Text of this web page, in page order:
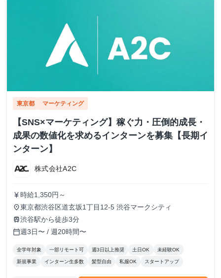
東京都 マーケティング
【SNS×マーケティング】稼ぐ力・圧倒的成長・
成果の数値化を求めるインターンを募集【長期イ
ンターン】
株式会社A2C
currency_yen 時給1,350円～
place東京都渋谷区道玄坂1丁目12-5 渋谷マークシティ
train渋谷駅から徒歩3分
calendar_today週3日〜 / 週20時間〜
全学年対象 一部リモート可 週3日以上推奨 土日OK 未経験OK
新規事業 インターン生多数 髪型自由 私服OK スタートアップ